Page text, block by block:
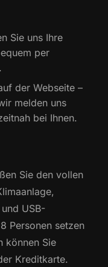
Sie uns Ihre
per
der Webseite –
melden uns
bei Ihnen.
Sie den vollen
USB-
Personen setzen
können Sie
Kreditkarte.